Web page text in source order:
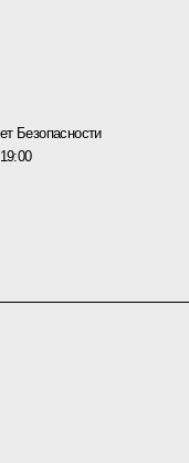
Безопасности